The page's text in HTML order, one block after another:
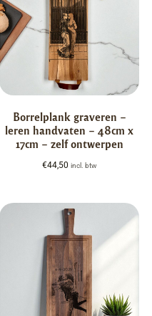
Borrelplank graveren –
leren handvaten – 48cm x
17cm – zelf ontwerpen
€44,50 incl. btw